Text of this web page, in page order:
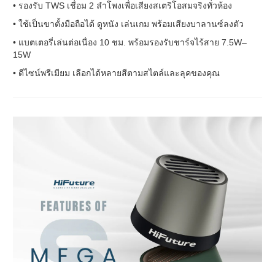
• รองรับ TWS เชื่อม 2 ลำโพงเพื่อเสียงสเตริโอสมจริงทั่วห้อง
• ใช้เป็นขาตั้งมือถือได้ ดูหนัง เล่นเกม พร้อมเสียงบาลานซ์ลงตัว
• แบตเตอรี่เล่นต่อเนื่อง 10 ชม. พร้อมรองรับชาร์จไร้สาย 7.5W–
15W
• ดีไซน์พรีเมียม เลือกได้หลายสีตามสไตล์และลุคของคุณ